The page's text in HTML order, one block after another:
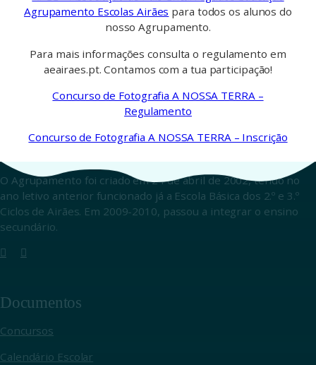
Agrupamento Escolas Airães para todos os alunos do
nosso Agrupamento.
Para mais informações consulta o regulamento em
aeairaes.pt. Contamos com a tua participação!
Concurso de Fotografia A NOSSA TERRA –
Regulamento
Concurso de Fotografia A NOSSA TERRA – Inscrição
O Agrupamento foi criado em 24 de abril de 2002, tendo no
ano letivo anterior funcionado já a Escola Básica dos 2.º e 3.º
Ciclos de Airães. Em 2009-2010, passou a integrar o ensino
secundário.
Documentos
Concursos
Calendário Escolar